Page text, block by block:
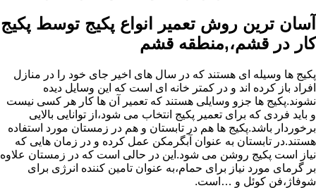
آسان ترین روش تعمیر انواع پکیج توسط پکیج
کار در قشم،,منطقه قشم
پکیج ها وسیله ای هستند که در سال های اخیر جای خود را در منازل
افراد باز کرده اند و در کمتر خانه ای است که این وسایل دیده
نشوند.پکیج ها جزو وسایلی هستند که تعمیر آن ها کار هر کسی نیست
و باید فردی که برای تعمیر پکیج انتخاب می شود،از توانایی بالایی
برخوردار باشد.پکیج ها هم در تابستان و هم در زمستان مورد استفاده
هستند.در تابستان به عنوان آبگرمکن عمل کرده و در زمان هایی که
نیاز است پکیج روشن می شود.این در حالی است که در زمستان علاوه
بر گرمای مورد نیاز برای حمام،به عنوان تامین کننده انرژی برای
شوفاژ،فن کوئل و …است.